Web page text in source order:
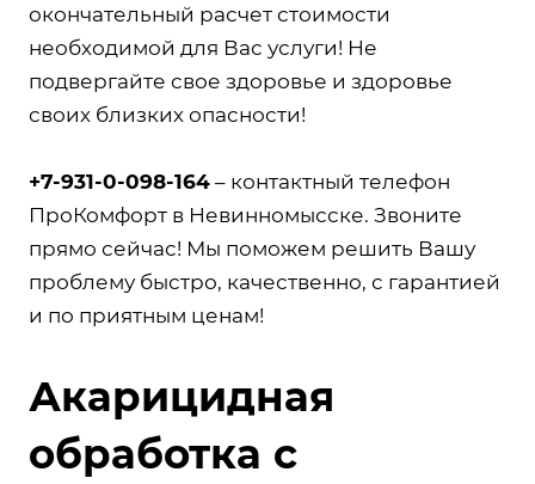
окончательный расчет стоимости
необходимой для Вас услуги! Не
подвергайте свое здоровье и здоровье
своих близких опасности!
+7-931-0-098-164 – контактный телефон
ПроКомфорт в Невинномысске. Звоните
прямо сейчас! Мы поможем решить Вашу
проблему быстро, качественно, с гарантией
и по приятным ценам!
Акарицидная
обработка с